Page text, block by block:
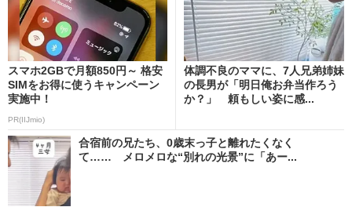
スマホ2GBで月額850円～ 格安
SIMをお得に使うキャンペーン
実施中！
PR(IIJmio)
体調不良のママに、7人兄弟姉妹
の長男が「明日俺お弁当作ろう
か？」 頼もしい姿に感...
合宿前の兄たち、0歳末っ子と離れたくなく
て…… メロメロな“別れの光景”に「あー...